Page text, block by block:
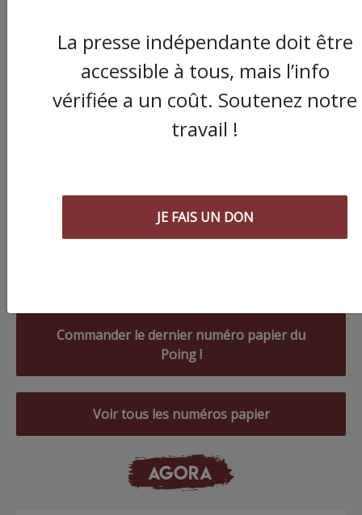
Commander le dernier numéro papier du
Poing !
Voir tous les numéros papier
AGORA
La presse indépendante doit être
accessible à tous, mais l’info
vérifiée a un coût. Soutenez notre
travail !
JE FAIS UN DON